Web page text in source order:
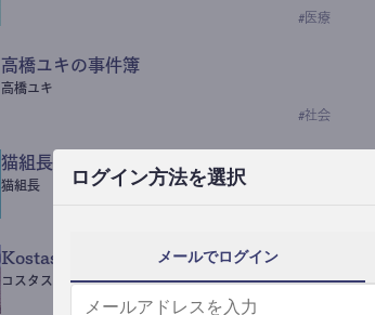
ログイン方法を選択
メールでログイン
# 医療
高橋ユキの事件簿
高橋ユキ
#社会
猫組長POST
猫組長
Kostas Beauty News
コスタス